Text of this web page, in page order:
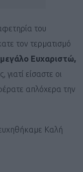
του
τον τερματισμό
μεγάλο Ευχαριστώ,
είσαστε οι
απλόχερα την
Καλή